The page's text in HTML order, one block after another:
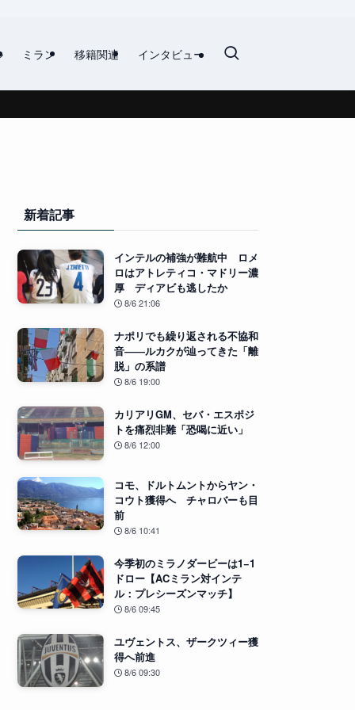
ミラン 移籍関連 インタビュー
新着記事
インテルの補強が難航中 ロメ
ロはアトレティコ・マドリー濃
厚 ディアビも逃したか
8/6 21:06
ナポリでも繰り返される不協和
音――ルカクが辿ってきた「離
脱」の系譜
8/6 19:00
カリアリGM、セバ・エスポジ
トを痛烈非難「恐喝に近い」
8/6 12:00
コモ、ドルトムントからヤン・
コウト獲得へ チャロバーも目
前
8/6 10:41
今季初のミラノダービーは1−1
ドロー【ACミラン対インテ
ル：プレシーズンマッチ】
8/6 09:45
ユヴェントス、ザークツィー獲
得へ前進
8/6 09:30